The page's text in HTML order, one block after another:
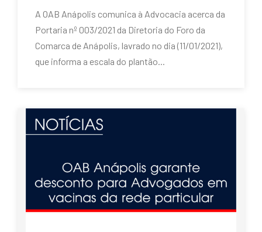
A OAB Anápolis comunica à Advocacia acerca da
Portaria nº 003/2021 da Diretoria do Foro da
Comarca de Anápolis, lavrado no dia (11/01/2021),
que informa a escala do plantão...